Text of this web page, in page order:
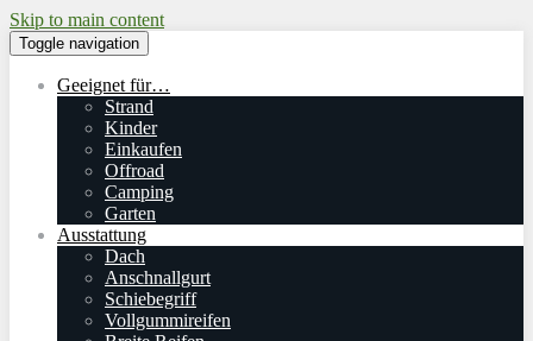
Skip to main content
Toggle navigation
Geeignet für…
Strand
Kinder
Einkaufen
Offroad
Camping
Garten
Ausstattung
Dach
Anschnallgurt
Schiebegriff
Vollgummireifen